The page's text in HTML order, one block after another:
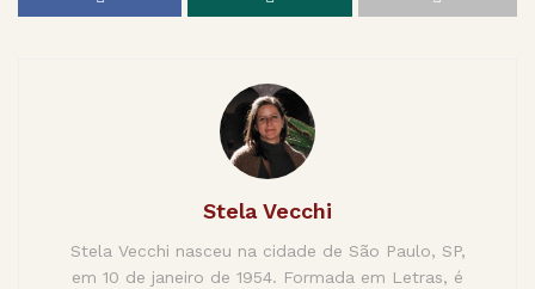
Stela Vecchi
Stela Vecchi nasceu na cidade de São Paulo, SP,
em 10 de janeiro de 1954. Formada em Letras, é